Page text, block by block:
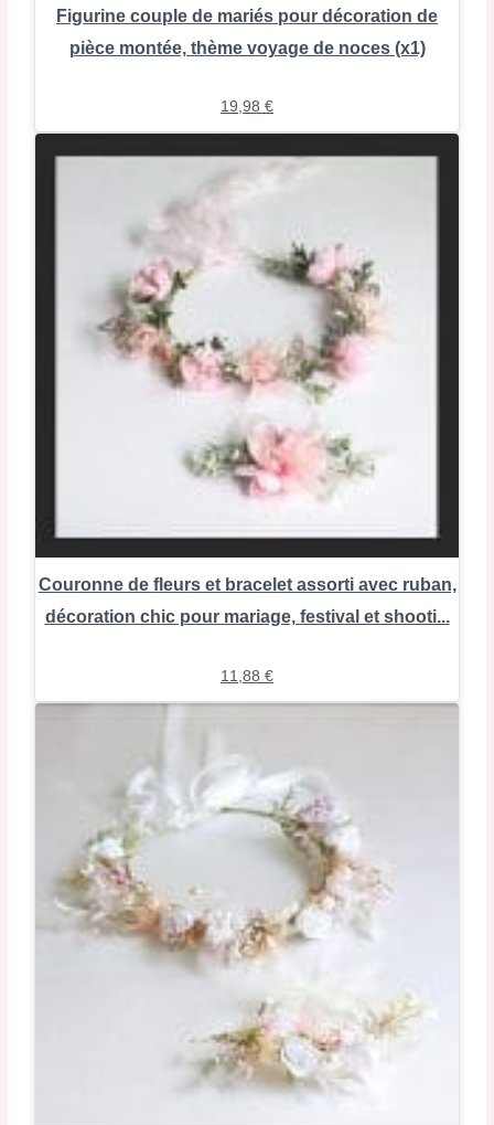
Figurine couple de mariés pour décoration de
pièce montée, thème voyage de noces (x1)
19,98 €
Couronne de fleurs et bracelet assorti avec ruban,
décoration chic pour mariage, festival et shooti...
11,88 €